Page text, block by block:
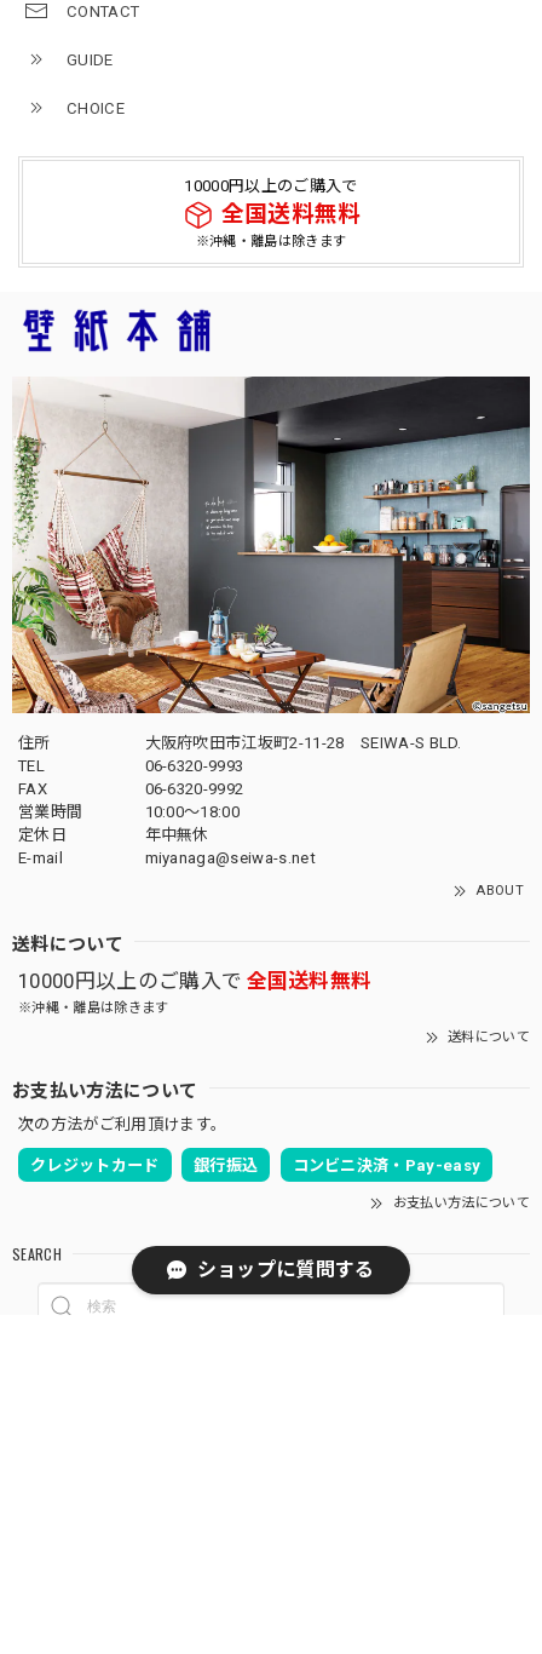
CONTACT
GUIDE
CHOICE
10000円以上のご購入で
全国送料無料
※沖縄・離島は除きます
住所
大阪府吹田市江坂町2-11-28 SEIWA-S BLD.
TEL
06-6320-9993
FAX
06-6320-9992
営業時間
10:00～18:00
定休日
年中無休
E-mail
miyanaga@seiwa-s.net
ABOUT
送料について
10000円以上のご購入で 全国送料無料
※沖縄・離島は除きます
送料について
お支払い方法について
次の方法がご利用頂けます。
クレジットカード 銀行振込 コンビニ決済・Pay-easy
お支払い方法について
SEARCH
ショップに質問する